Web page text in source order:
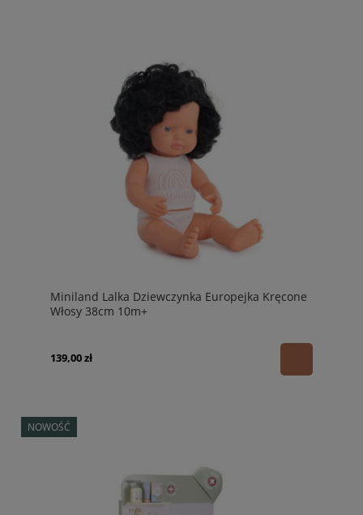
Miniland Lalka Dziewczynka Europejka Kręcone
Włosy 38cm 10m+
139,00 zł
NOWOŚĆ